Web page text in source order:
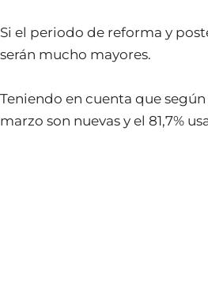
Si el periodo de reforma y
serán mucho mayores.
Teniendo en cuenta que
marzo son nuevas y el 81,7%